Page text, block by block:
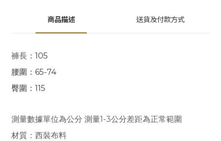
商品描述 送貨及付款方式
褲長 ：105
腰圍：65-74
臀圍：115
測量數據單位為公分 測量1-3公分差距為正常範圍
材質 ：西裝布料